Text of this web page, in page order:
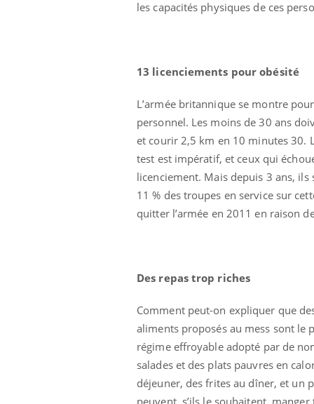
les capacités physiques de ces
13 licenciements pour obésité
L’armée britannique se montre
personnel. Les moins de 30 ans
et courir 2,5 km en 10 minutes 30.
test est impératif, et ceux qui
licenciement. Mais depuis 3 ans,
11 % des troupes en service sur
quitter l’armée en 2011 en raison
Des repas trop riches
Comment peut-on expliquer que
aliments proposés au mess sont le
régime effroyable adopté par de
salades et des plats pauvres en
déjeuner, des frites au dîner, et un
peuvent, s’ils le souhaitent,